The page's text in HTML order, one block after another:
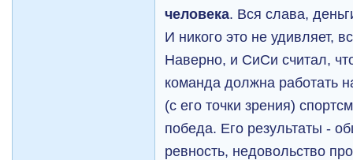
человека. Вся слава,
И никого это не удивляет,
Наверно, и СиСи считал,
команда должна работать
(с его точки зрения)
победа. Его результаты -
ревность, недовольство